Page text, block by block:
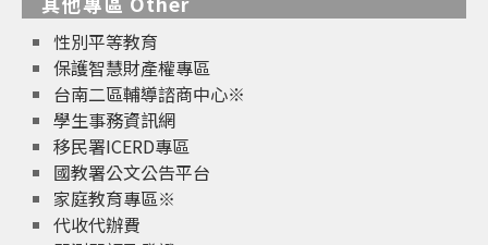
性別平等教育
保護智慧財產權專區
台南二區輔導諮商中心※
學生事務資訊網
移民署ICERD專區
國教署公文公告平台
家庭教育專區※
代收代辦費